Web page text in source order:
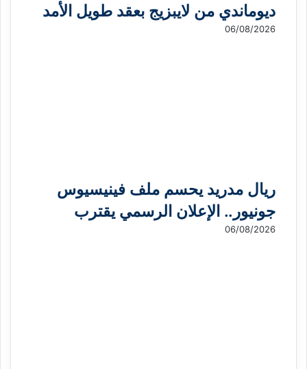
ديوماندي من لايبزيج بعقد طويل الأمد
06/08/2026
ريال مدريد يحسم ملف فينيسيوس
جونيور.. الإعلان الرسمي يقترب
06/08/2026